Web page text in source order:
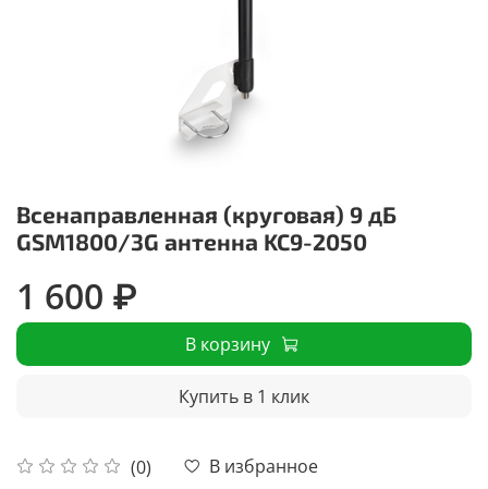
Всенаправленная (круговая) 9 дБ
GSM1800/3G антенна KC9-2050
(0)
В избранное
1 600 ₽
В корзину
Купить в 1 клик